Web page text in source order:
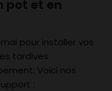
pot et en
pour installer vos
tardives
Voici nos
: